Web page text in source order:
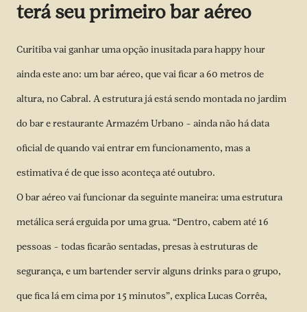
terá seu primeiro bar aéreo
Curitiba vai ganhar uma opção inusitada para happy hour
ainda este ano: um bar aéreo, que vai ficar a 60 metros de
altura, no Cabral. A estrutura já está sendo montada no jardim
do bar e restaurante Armazém Urbano – ainda não há data
oficial de quando vai entrar em funcionamento, mas a
estimativa é de que isso aconteça até outubro.
O bar aéreo vai funcionar da seguinte maneira: uma estrutura
metálica será erguida por uma grua. “Dentro, cabem até 16
pessoas – todas ficarão sentadas, presas à estruturas de
segurança, e um bartender servir alguns drinks para o grupo,
que fica lá em cima por 15 minutos”, explica Lucas Corrêa,